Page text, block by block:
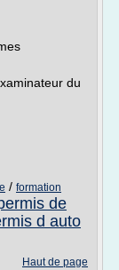
du
/ formation
de
d auto
Haut de page